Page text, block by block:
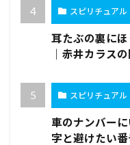
スピリチュアル
耳たぶの裏に
｜赤井カラス
スピリチュアル
車のナンバー
字と避けたい番